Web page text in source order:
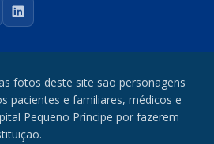
LinkedIn
fotos deste site são personagens
pacientes e familiares, médicos e
Pequeno Príncipe por fazerem